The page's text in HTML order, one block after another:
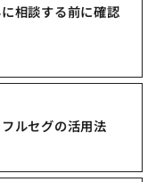
相談する前に確認
ルセグの活用法